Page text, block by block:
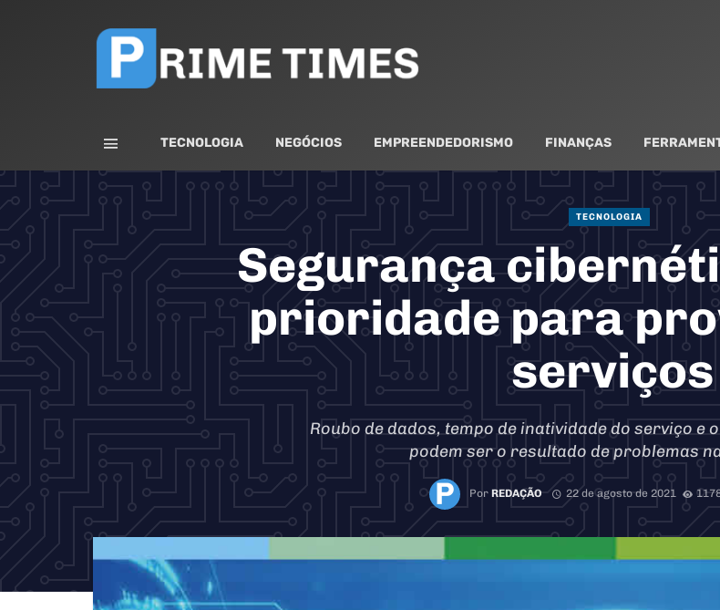
TECNOLOGIA NEGÓCIOS EMPREENDEDORISMO FINANÇAS
TECNOLOGIA
Segurança
prioridade para
serviços
Roubo de dados, tempo de inatividade do serviço e
podem ser o resultado de problemas
Por REDAÇÃO 22 de agosto de 2021